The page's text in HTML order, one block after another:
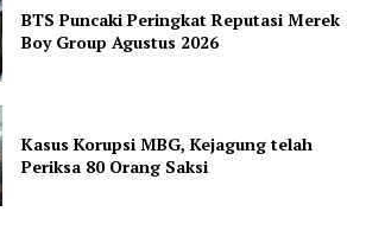
BTS Puncaki Peringkat Reputasi Merek
Boy Group Agustus 2026
Kasus Korupsi MBG, Kejagung telah
Periksa 80 Orang Saksi